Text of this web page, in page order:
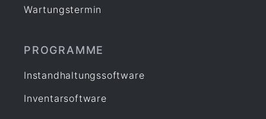
Wartungstermin
PROGRAMME
Instandhaltungssoftware
Inventarsoftware